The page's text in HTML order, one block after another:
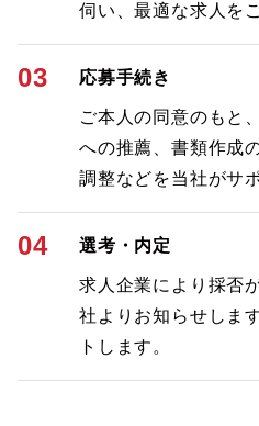
伺い、最適な求人を
03 応募手続き
ご本人の同意のもと
への推薦、書類作成
調整などを当社がサ
04 選考・内定
求人企業により採否
社よりお知らせしま
トします。